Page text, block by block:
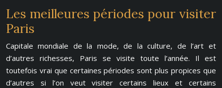
Les meilleures périodes pour visiter
Paris
Capitale mondiale de la mode, de la culture, de l’art et
d’autres richesses, Paris se visite toute l’année. Il est
toutefois vrai que certaines périodes sont plus propices que
d’autres si l’on veut visiter certains lieux et certains